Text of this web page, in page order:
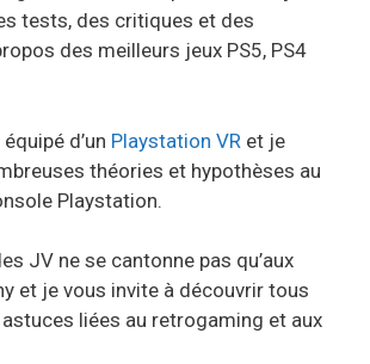
tests, des critiques et des
des meilleurs jeux PS5, PS4
d’un Playstation VR et je
théories et hypothèses au
Playstation.
JV ne se cantonne pas qu’aux
et je vous invite à découvrir tous
liées au retrogaming et aux